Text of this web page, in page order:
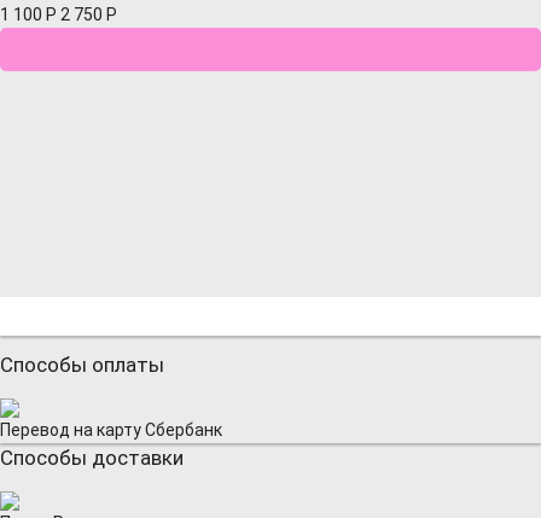
1 100 Р 2 750 Р
Способы оплаты
Перевод на карту Сбербанк
Способы доставки